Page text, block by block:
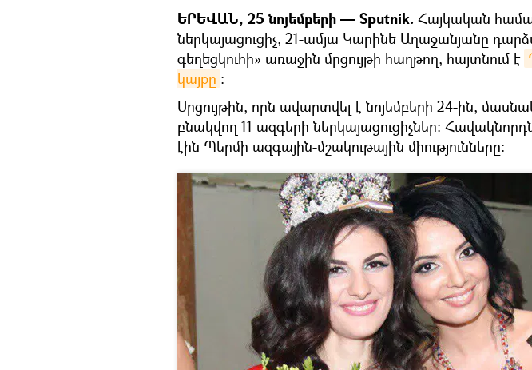
ԵՐԵՎԱՆ, 25 նոյեմբերի — Sputnik. Հայկական
ներկայացուցիչ, 21-ամյա Կարինե Աղաջանյանը
գեղեցկուհի» առաջին մրցույթի հաղթող, հայտնում է
կայքը ։
Մրցույթին, որն ավարտվել է նոյեմբերի 24-ին,
բնակվող 11 ազգերի ներկայացուցիչներ։
էին Պերմի ազգային-մշակութային միությունները։